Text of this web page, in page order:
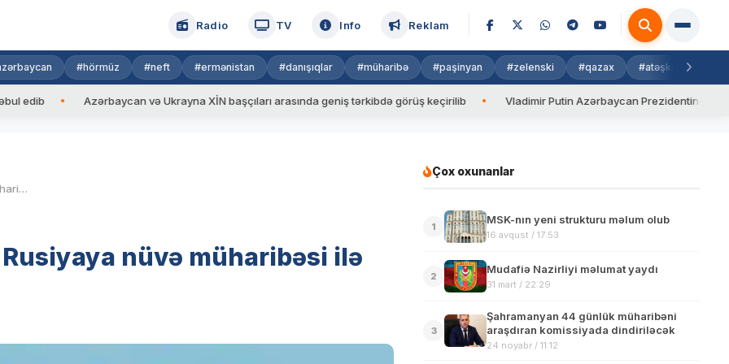
Radio TV Info Reklam
#hörmüz #neft #ermənistan #danışıqlar #müharibə #paşinyan #zelenski #qazax #atəşkəs
Azərbaycan və Ukrayna XİN başçıları arasında geniş tərkibdə görüş keçirilib Vladimir Putin Azərbaycan Prezidentinə zəng edib
G7 ölkələrinin XİN başçıları Rusiyaya nüvə müharibəsi ilə bağlı çağırış ediblər
nüvə müharibəsi ilə
Çox oxunanlar
1
MSK-nın yeni strukturu məlum olub
16 avqust / 17:53
2
Mudafiə Nazirliyi məlumat yaydı
31 mart / 22:29
3
Şahramanyan 44 günlük müharibəni
araşdıran komissiyada dindiriləcək
24 noyabr / 11:12